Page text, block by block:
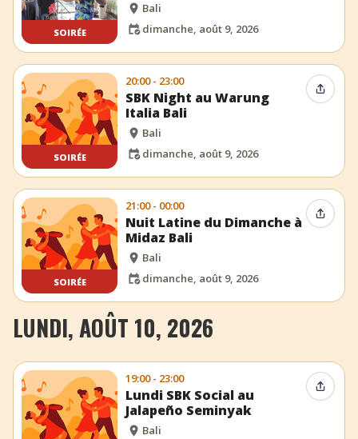
SOIRÉE
Bali
dimanche, août 9, 2026
SOIRÉE
20:00 - 23:00
SBK Night au Warung
Italia Bali
Bali
dimanche, août 9, 2026
SOIRÉE
21:00 - 00:00
Nuit Latine du Dimanche à
Midaz Bali
Bali
dimanche, août 9, 2026
LUNDI, AOÛT 10, 2026
19:00 - 23:00
Lundi SBK Social au
Jalapeño Seminyak
Bali